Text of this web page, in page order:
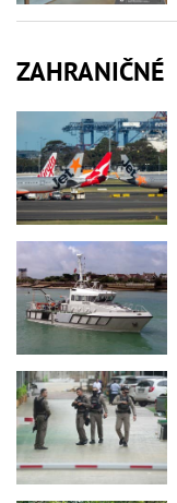
ZAHRANIČNÉ